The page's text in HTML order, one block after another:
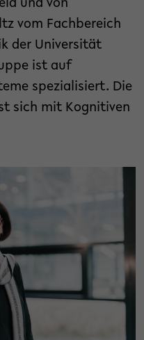
und von
vom Fachbereich
der Universität
ist auf
spezialisiert. Die
sich mit Kognitiven